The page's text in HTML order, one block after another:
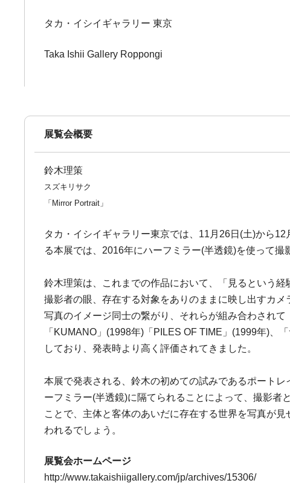
タカ・イシイギャラリー 東京
Taka Ishii Gallery Roppongi
展覧会概要
鈴木理策
スズキリサク
「Mirror Portrait」
タカ・イシイギャラリー東京では、11月26日(土)から
る本展では、2016年にハーフミラー(半透鏡)を使って撮
鈴木理策は、これまでの作品において、「見るという
撮影者の眼、存在する対象をありのままに映し出すカ
写真のイメージ同士の繋がり、それらが組み合わされ
「KUMANO」(1998年)「PILES OF TIME」(1999年)、
しており、発表時より高く評価されてきました。
本展で発表される、鈴木の初めての試みであるポート
ーフミラー(半透鏡)に隔てられることによって、撮影者
ことで、主体と客体のあいだに存在する世界を写真が
われるでしょう。
展覧会ホームページ
http://www.takaishiigallery.com/jp/archives/15306/